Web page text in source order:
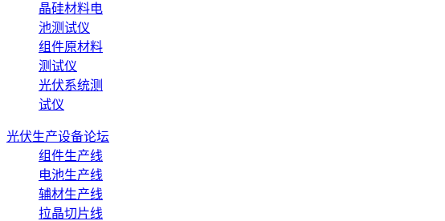
晶硅材料电
池测试仪
组件原材料
测试仪
光伏系统测
试仪
光伏生产设备论坛
组件生产线
电池生产线
辅材生产线
拉晶切片线